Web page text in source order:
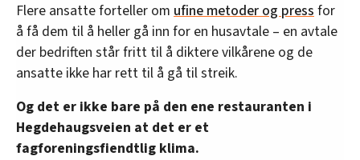
Flere ansatte forteller om ufine metoder og pressfor
å få dem til å heller gå inn for en husavtale – en avtale
der bedriften står fritt til å diktere vilkårene og de
ansatte ikke har rett til å gå til streik.
Og det er ikke bare på den ene restauranten i
Hegdehaugsveien at det er et
fagforeningsfiendtlig klima.